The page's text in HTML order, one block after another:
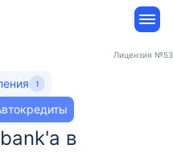
Лицензия №53
1
в